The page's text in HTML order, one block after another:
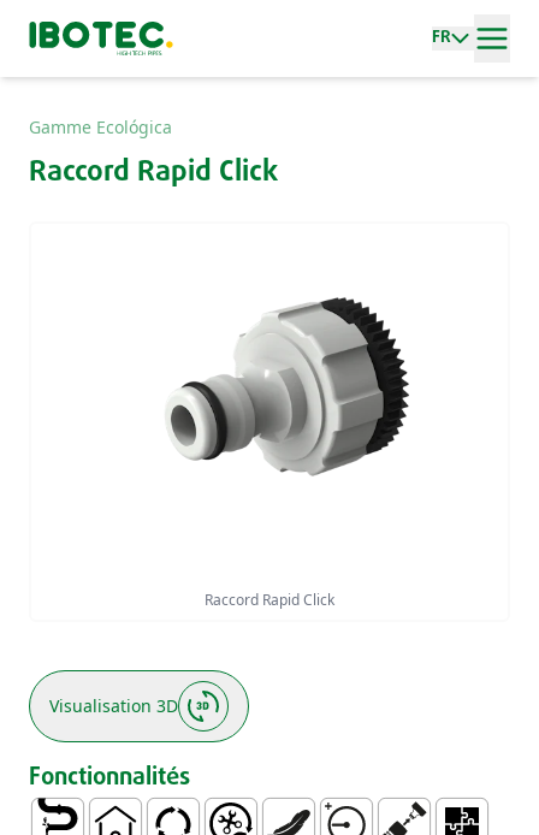
FR
Gamme Ecológica
Raccord Rapid Click
Raccord Rapid Click
Visualisation 3D
Fonctionnalités